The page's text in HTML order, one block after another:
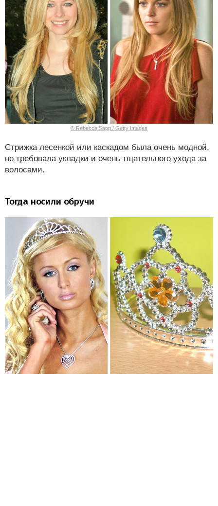
© Rebecca Sapp / Getty Images
Стрижка лесенкой или каскадом была очень модной,
но требовала укладки и очень тщательного ухода за
волосами.
Тогда носили обручи